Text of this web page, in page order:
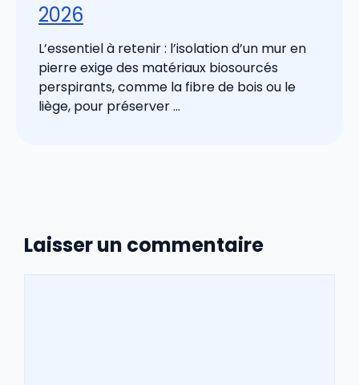
2026
L’essentiel à retenir : l’isolation d’un mur en
pierre exige des matériaux biosourcés
perspirants, comme la fibre de bois ou le
liège, pour préserver ...
Laisser un commentaire